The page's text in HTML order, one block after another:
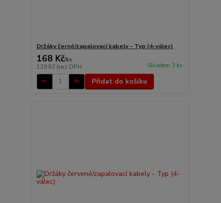
Držáky černé/zapalovací kabely - Typ (4-válec)
168 Kč/ks
139 Kč bez DPH Skladem 3 ks
Přidat do košíku